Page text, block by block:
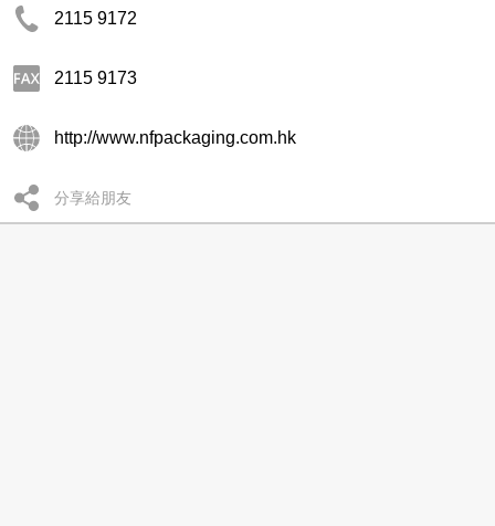
2115 9172
2115 9173
http://www.nfpackaging.com.hk
分享給朋友